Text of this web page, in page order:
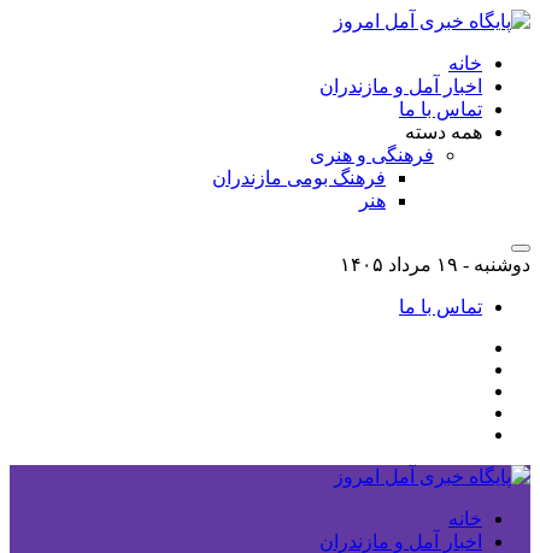
خانه
اخبار آمل و مازندران
تماس با ما
همه دسته
فرهنگی و هنری
فرهنگ بومی مازندران
هنر
دوشنبه - ۱۹ مرداد ۱۴۰۵
تماس با ما
خانه
اخبار آمل و مازندران